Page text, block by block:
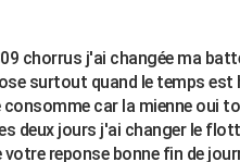
chorrus j'ai changée ma
surtout quand le temps est
car la mienne oui
deux jours j'ai changer le
reponse bonne fin de